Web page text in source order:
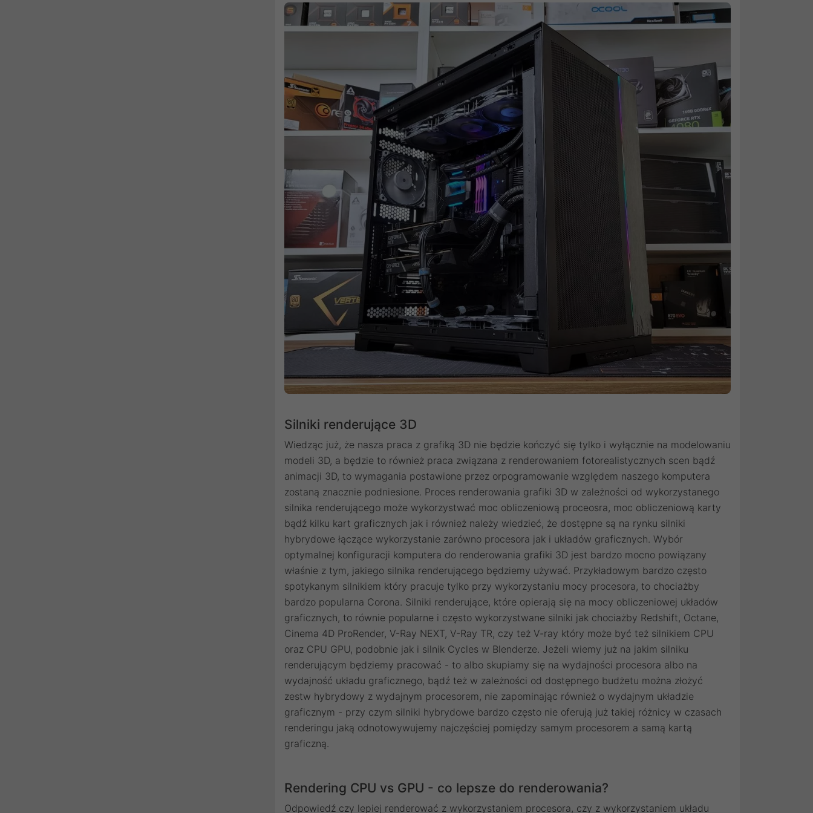
Silniki renderujące 3D
Wiedząc już, że nasza praca z grafiką 3D nie będzie kończyć się tylko i wyłącznie na modelowaniu
modeli 3D, a będzie to również praca związana z renderowaniem fotorealistycznych scen bądź
animacji 3D, to wymagania postawione przez orpogramowanie względem naszego komputera
zostaną znacznie podniesione. Proces renderowania grafiki 3D w zależności od wykorzystanego
silnika renderującego może wykorzystwać moc obliczeniową proceosra, moc obliczeniową karty
bądź kilku kart graficznych jak i również należy wiedzieć, że dostępne są na rynku silniki
hybrydowe łączące wykorzystanie zarówno procesora jak i układów graficznych. Wybór
optymalnej konfiguracji komputera do renderowania grafiki 3D jest bardzo mocno powiązany
właśnie z tym, jakiego silnika renderującego będziemy używać. Przykładowym bardzo często
spotykanym silnikiem który pracuje tylko przy wykorzystaniu mocy procesora, to chociażby
bardzo popularna Corona. Silniki renderujące, które opierają się na mocy obliczeniowej układów
graficznych, to równie popularne i często wykorzystwane silniki jak chociażby Redshift, Octane,
Cinema 4D ProRender, V-Ray NEXT, V-Ray TR, czy też V-ray który może być też silnikiem CPU
oraz CPU GPU, podobnie jak i silnik Cycles w Blenderze. Jeżeli wiemy już na jakim silniku
renderującym będziemy pracować - to albo skupiamy się na wydajności procesora albo na
wydajność układu graficznego, bądź też w zależności od dostępnego budżetu można złożyć
zestw hybrydowy z wydajnym procesorem, nie zapominając również o wydajnym układzie
graficznym - przy czym silniki hybrydowe bardzo często nie oferują już takiej różnicy w czasach
renderingu jaką odnotowywujemy najczęściej pomiędzy samym procesorem a samą kartą
graficzną.
Rendering CPU vs GPU - co lepsze do renderowania?
Odpowiedź czy lepiej renderować z wykorzystaniem procesora, czy z wykorzystaniem układu